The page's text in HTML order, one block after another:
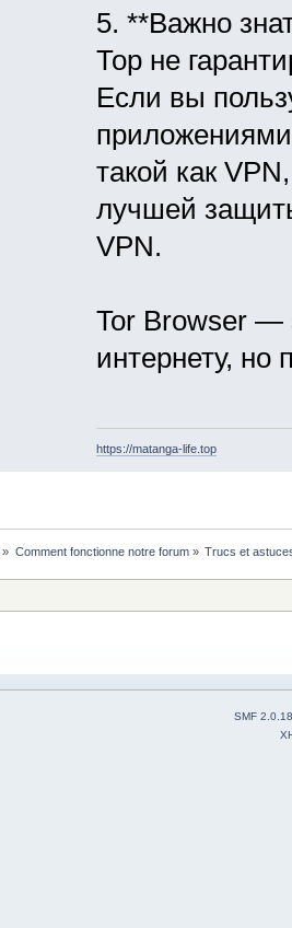
5. **Важно
Тор не
Если вы
такой как
лучшей
VPN.
Tor Browser —
интернету, но
https://matanga-life.top
» Comment fonctionne notre forum» Trucs et
SMF 2.0.18